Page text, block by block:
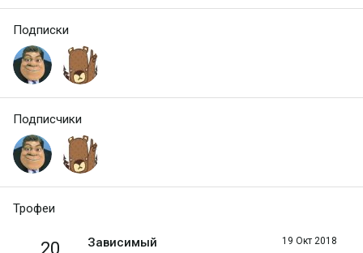
Подписки
Подписчики
Трофеи
20 19 Окт 2018
Зависимый